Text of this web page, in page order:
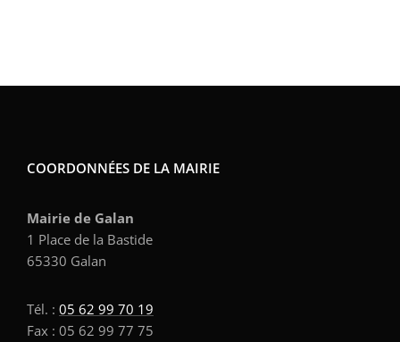
COORDONNÉES DE LA MAIRIE
Mairie de Galan
1 Place de la Bastide
65330 Galan
Tél. : 05 62 99 70 19
Fax : 05 62 99 77 75